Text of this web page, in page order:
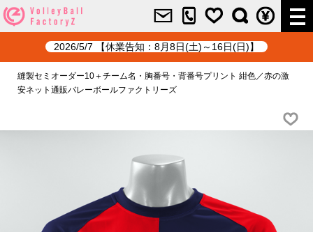
2026/5/7 【休業告知：8月8日(土)～16日(日)】
縫製セミオーダー10＋チーム名・胸番号・背番号プリント 紺色／赤の激
安ネット通販バレーボールファクトリーズ